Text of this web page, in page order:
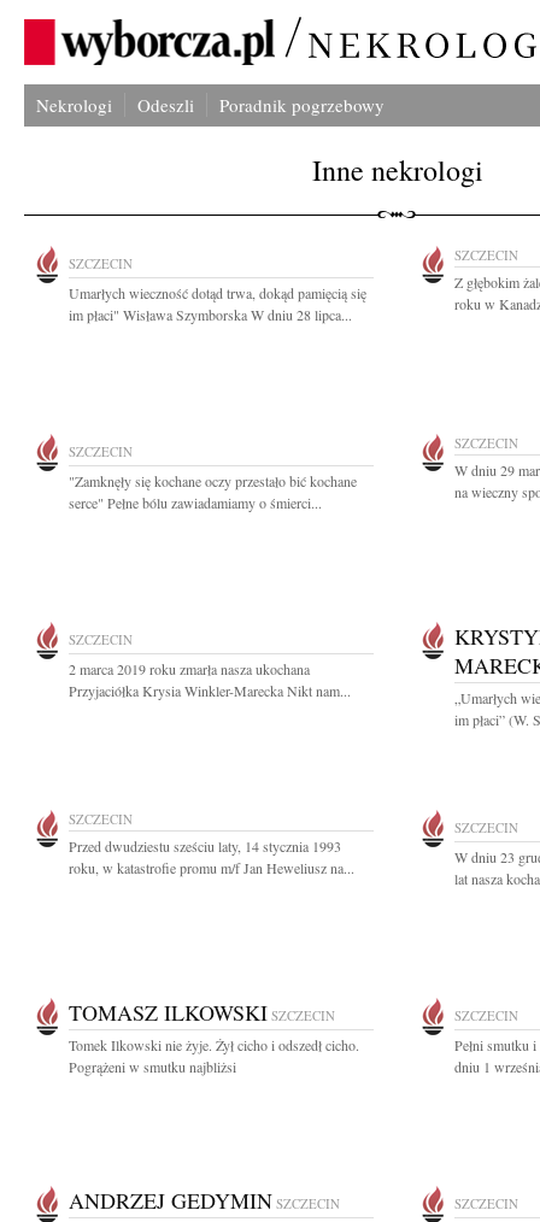
Nekrologi Odeszli Poradnik pogrzebowy
Inne nekrologi
SZCZECIN
Umarłych wieczność dotąd trwa, dokąd pamięcią się
im płaci" Wisława Szymborska W dniu 28 lipca...
SZCZECIN
Z głębokim
roku w
SZCZECIN
"Zamknęły się kochane oczy przestało bić kochane
serce" Pełne bólu zawiadamiamy o śmierci...
SZCZECIN
W dniu 29
na wieczny
SZCZECIN
2 marca 2019 roku zmarła nasza ukochana
Przyjaciółka Krysia Winkler-Marecka Nikt nam...
„Umarłych
im płaci” (W.
SZCZECIN
Przed dwudziestu sześciu laty, 14 stycznia 1993
roku, w katastrofie promu m/f Jan Heweliusz na...
SZCZECIN
W dniu 23
lat nasza
TOMASZ ILKOWSKI SZCZECIN
Tomek Ilkowski nie żyje. Żył cicho i odszedł cicho.
Pogrążeni w smutku najbliżsi
SZCZECIN
Pełni smutku
dniu 1
ANDRZEJ GEDYMIN SZCZECIN SZCZECIN